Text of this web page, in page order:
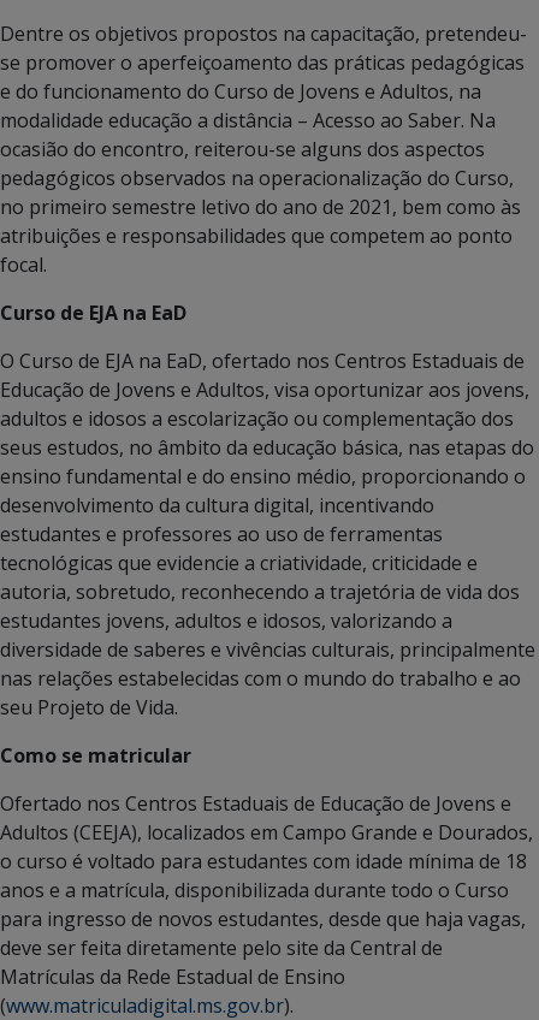
Dentre os objetivos propostos na capacitação, pretendeu-
se promover o aperfeiçoamento das práticas pedagógicas
e do funcionamento do Curso de Jovens e Adultos, na
modalidade educação a distância – Acesso ao Saber. Na
ocasião do encontro, reiterou-se alguns dos aspectos
pedagógicos observados na operacionalização do Curso,
no primeiro semestre letivo do ano de 2021, bem como às
atribuições e responsabilidades que competem ao ponto
focal.
Curso de EJA na EaD
O Curso de EJA na EaD, ofertado nos Centros Estaduais de
Educação de Jovens e Adultos, visa oportunizar aos jovens,
adultos e idosos a escolarização ou complementação dos
seus estudos, no âmbito da educação básica, nas etapas do
ensino fundamental e do ensino médio, proporcionando o
desenvolvimento da cultura digital, incentivando
estudantes e professores ao uso de ferramentas
tecnológicas que evidencie a criatividade, criticidade e
autoria, sobretudo, reconhecendo a trajetória de vida dos
estudantes jovens, adultos e idosos, valorizando a
diversidade de saberes e vivências culturais, principalmente
nas relações estabelecidas com o mundo do trabalho e ao
seu Projeto de Vida.
Como se matricular
Ofertado nos Centros Estaduais de Educação de Jovens e
Adultos (CEEJA), localizados em Campo Grande e Dourados,
o curso é voltado para estudantes com idade mínima de 18
anos e a matrícula, disponibilizada durante todo o Curso
para ingresso de novos estudantes, desde que haja vagas,
deve ser feita diretamente pelo site da Central de
Matrículas da Rede Estadual de Ensino
(www.matriculadigital.ms.gov.br).